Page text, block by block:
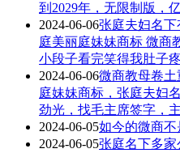
到2029年，无限制版，
2024-06-06张庭夫妇名
庭美丽庭妹妹商标 微商
小段子看完笑得我肚子
2024-06-06微商教母卷
庭妹妹商标，张庭夫妇
劲光，找毛主席签字，
2024-06-05如今的微商不
2024-06-05张庭名下多